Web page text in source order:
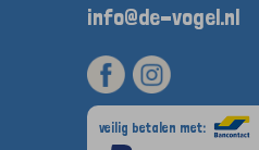
info@de-vogel.nl
veilig betalen met: